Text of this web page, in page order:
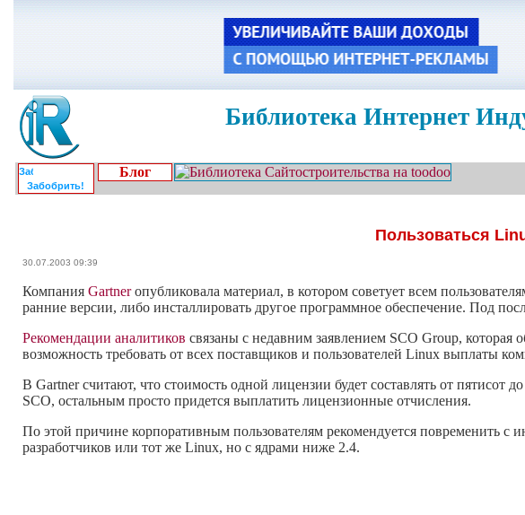
Библиотека Интернет
Забобрить!
Блог
Пользоваться
30.07.2003 09:39
Компания Gartnerопубликовала материал, в котором советует всем
ранние версии, либо инсталлировать другое программное обеспечение. Под
Рекомендации аналитиков связаны с недавним заявлением SCO Group, которая
возможность требовать от всех поставщиков и пользователей Linux выплаты
В Gartner считают, что стоимость одной лицензии будет составлять от
SCO, остальным просто придется выплатить лицензионные отчисления.
По этой причине корпоративным пользователям рекомендуется повременить с
разработчиков или тот же Linux, но с ядрами ниже 2.4.